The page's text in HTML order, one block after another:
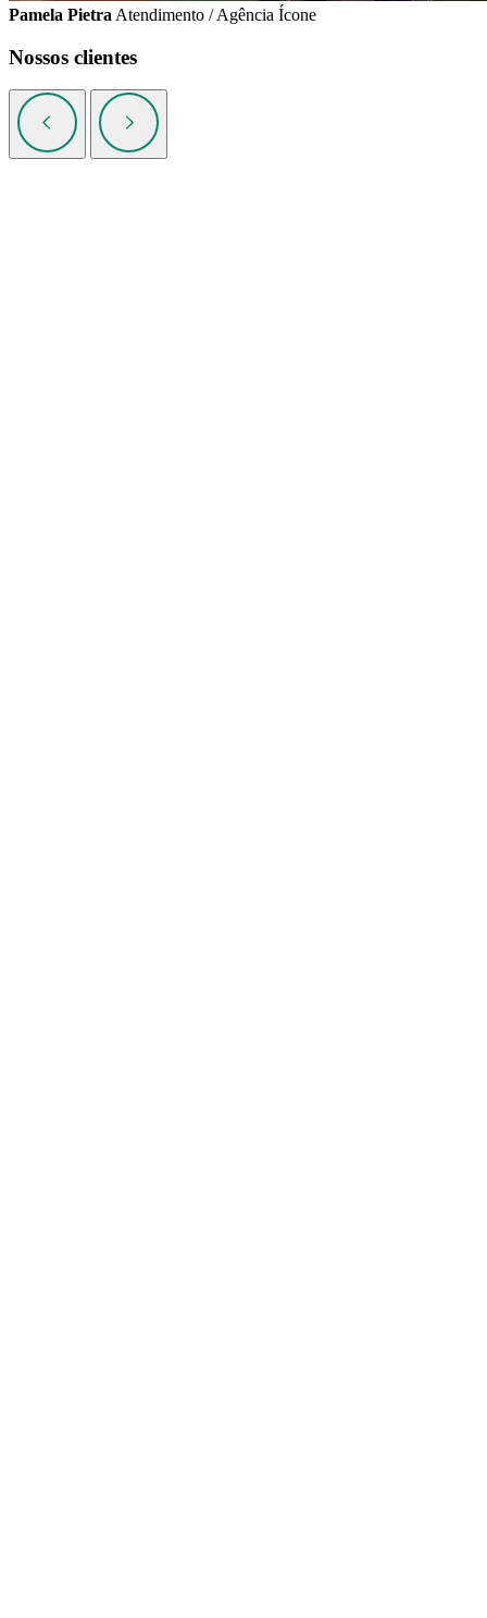
Pamela Pietra Atendimento / Agência Ícone
Nossos clientes